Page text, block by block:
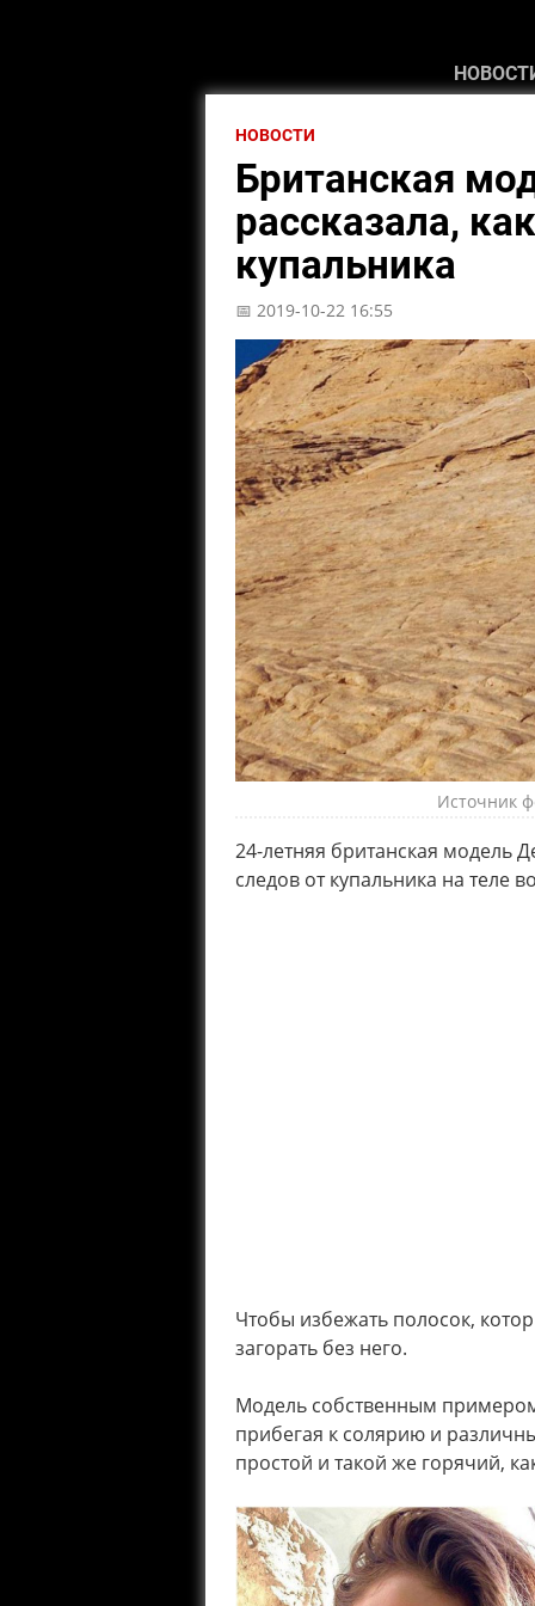
НОВОСТИ
Британская
рассказала,
купальника
📅 2019-10-22 16:55
Источник
24-летняя британская модель
следов от купальника на теле
Чтобы избежать полосок,
загорать без него.
Модель собственным
прибегая к солярию и
простой и такой же горячий,